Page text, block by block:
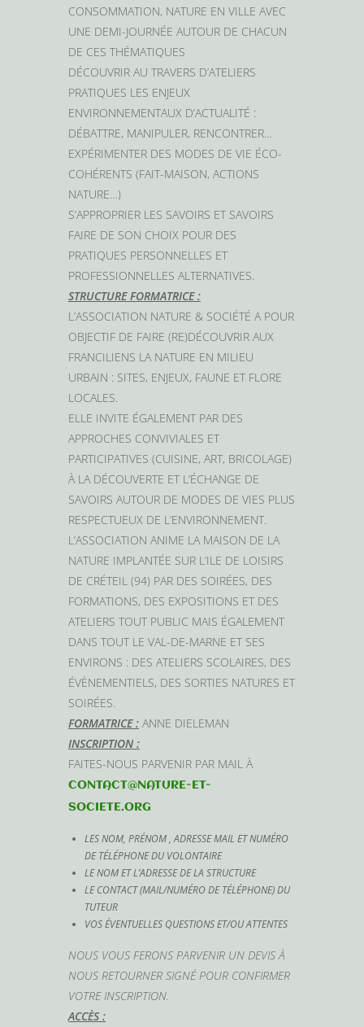
CONSOMMATION, NATURE EN VILLE AVEC
UNE DEMI-JOURNÉE AUTOUR DE CHACUN
DE CES THÉMATIQUES
DÉCOUVRIR AU TRAVERS D’ATELIERS
PRATIQUES LES ENJEUX
ENVIRONNEMENTAUX D’ACTUALITÉ :
DÉBATTRE, MANIPULER, RENCONTRER…
EXPÉRIMENTER DES MODES DE VIE ÉCO-
COHÉRENTS (FAIT-MAISON, ACTIONS
NATURE…)
S’APPROPRIER LES SAVOIRS ET SAVOIRS
FAIRE DE SON CHOIX POUR DES
PRATIQUES PERSONNELLES ET
PROFESSIONNELLES ALTERNATIVES.
STRUCTURE FORMATRICE :
L’ASSOCIATION NATURE & SOCIÉTÉ A POUR
OBJECTIF DE FAIRE (RE)DÉCOUVRIR AUX
FRANCILIENS LA NATURE EN MILIEU
URBAIN : SITES, ENJEUX, FAUNE ET FLORE
LOCALES.
ELLE INVITE ÉGALEMENT PAR DES
APPROCHES CONVIVIALES ET
PARTICIPATIVES (CUISINE, ART, BRICOLAGE)
À LA DÉCOUVERTE ET L’ÉCHANGE DE
SAVOIRS AUTOUR DE MODES DE VIES PLUS
RESPECTUEUX DE L’ENVIRONNEMENT.
L’ASSOCIATION ANIME LA MAISON DE LA
NATURE IMPLANTÉE SUR L’ILE DE LOISIRS
DE CRÉTEIL (94) PAR DES SOIRÉES, DES
FORMATIONS, DES EXPOSITIONS ET DES
ATELIERS TOUT PUBLIC MAIS ÉGALEMENT
DANS TOUT LE VAL-DE-MARNE ET SES
ENVIRONS : DES ATELIERS SCOLAIRES, DES
ÉVÈNEMENTIELS, DES SORTIES NATURES ET
SOIRÉES.
FORMATRICE : ANNE DIELEMAN
INSCRIPTION :
FAITES-NOUS PARVENIR PAR MAIL À
CONTACT@NATURE-ET-
SOCIETE.ORG
LES NOM, PRÉNOM , ADRESSE MAIL ET NUMÉRO
DE TÉLÉPHONE DU VOLONTAIRE
LE NOM ET L’ADRESSE DE LA STRUCTURE
LE CONTACT (MAIL/NUMÉRO DE TÉLÉPHONE) DU
TUTEUR
VOS ÉVENTUELLES QUESTIONS ET/OU ATTENTES
NOUS VOUS FERONS PARVENIR UN DEVIS À
NOUS RETOURNER SIGNÉ POUR CONFIRMER
VOTRE INSCRIPTION.
ACCÈS :